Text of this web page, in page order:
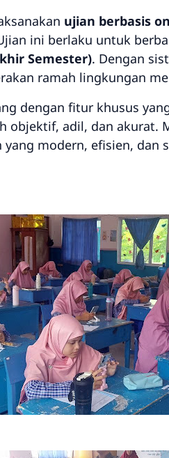
ujian berbasis
ini berlaku untuk
Semester). Dengan
ramah lingkungan
dengan fitur khusus
objektif, adil, dan akurat.
modern, efisien, dan